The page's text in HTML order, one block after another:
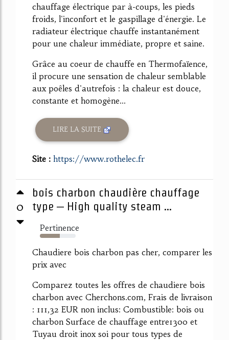
chauffage électrique par à-coups, les pieds
froids, l'inconfort et le gaspillage d'énergie. Le
radiateur électrique chauffe instantanément
pour une chaleur immédiate, propre et saine.
Grâce au coeur de chauffe en Thermofaïence,
il procure une sensation de chaleur semblable
aux poêles d'autrefois : la chaleur est douce,
constante et homogène...
LIRE LA SUITE
Site : https://www.rothelec.fr
0
bois charbon chaudière chauffage
type – High quality steam ...
Pertinence
56%
Chaudiere bois charbon pas cher, comparer les
prix avec
Comparez toutes les offres de chaudiere bois
charbon avec Cherchons.com, Frais de livraison
: 111,32 EUR non inclus: Combustible: bois ou
charbon Surface de chauffage entre1300 et
Tuyau droit inox soi pour tous types de